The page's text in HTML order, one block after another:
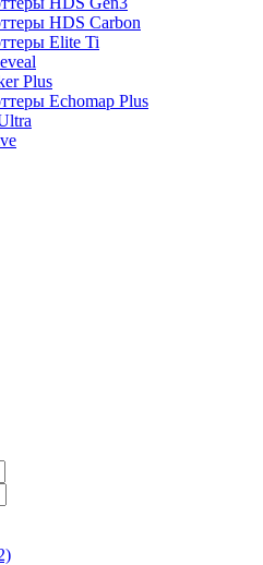
HDS Carbon
Elite Ti
Plus
Echomap Plus